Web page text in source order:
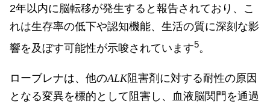
2年以内に脳転移が発生すると報告されており、こ
れは生存率の低下や認知機能、生活の質に深刻な影
響を及ぼす可能性が示唆されています5。
ローブレナは、他のALK阻害剤に対する耐性の原因
となる変異を標的として阻害し、血液脳関門を通過